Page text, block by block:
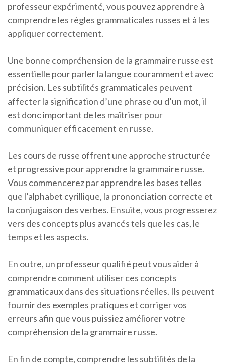
professeur expérimenté, vous pouvez apprendre à
comprendre les règles grammaticales russes et à les
appliquer correctement.
Une bonne compréhension de la grammaire russe est
essentielle pour parler la langue couramment et avec
précision. Les subtilités grammaticales peuvent
affecter la signification d’une phrase ou d’un mot, il
est donc important de les maîtriser pour
communiquer efficacement en russe.
Les cours de russe offrent une approche structurée
et progressive pour apprendre la grammaire russe.
Vous commencerez par apprendre les bases telles
que l’alphabet cyrillique, la prononciation correcte et
la conjugaison des verbes. Ensuite, vous progresserez
vers des concepts plus avancés tels que les cas, le
temps et les aspects.
En outre, un professeur qualifié peut vous aider à
comprendre comment utiliser ces concepts
grammaticaux dans des situations réelles. Ils peuvent
fournir des exemples pratiques et corriger vos
erreurs afin que vous puissiez améliorer votre
compréhension de la grammaire russe.
En fin de compte, comprendre les subtilités de la